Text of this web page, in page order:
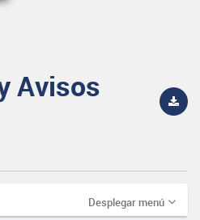
Avisos
Desplegar menú